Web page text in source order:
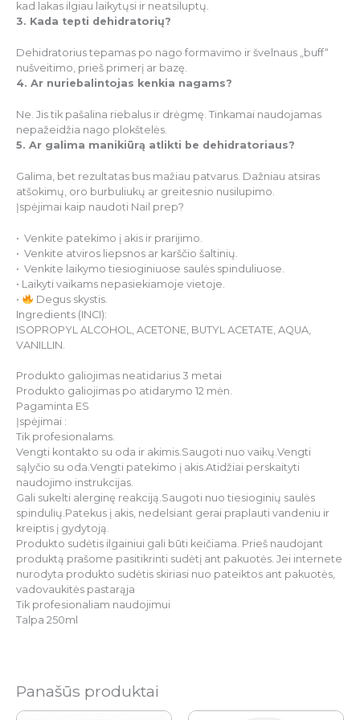
kad lakas ilgiau laikytųsi ir neatsiluptų.
3. Kada tepti dehidratorių?
Dehidratorius tepamas po nago formavimo ir švelnaus „buff“
nušveitimo, prieš primerį ar bazę.
4. Ar nuriebalintojas kenkia nagams?
Ne. Jis tik pašalina riebalus ir drėgmę. Tinkamai naudojamas
nepažeidžia nago plokštelės.
5. Ar galima manikiūrą atlikti be dehidratoriaus?
Galima, bet rezultatas bus mažiau patvarus. Dažniau atsiras
atšokimų, oro burbuliukų ar greitesnio nusilupimo.
Įspėjimai kaip naudoti Nail prep?
• Venkite patekimo į akis ir prarijimo.
• Venkite atviros liepsnos ar karščio šaltinių.
• Venkite laikymo tiesioginiuose saulės spinduliuose.
• Laikyti vaikams nepasiekiamoje vietoje.
•
Degus skystis.
Ingredients (INCI):
ISOPROPYL ALCOHOL, ACETONE, BUTYL ACETATE, AQUA,
VANILLIN.
Produkto galiojimas neatidarius 3 metai
Produkto galiojimas po atidarymo 12 mėn.
Pagaminta ES
Įspėjimai :
Tik profesionalams.
Vengti kontakto su oda ir akimis.Saugoti nuo vaikų.Vengti
sąlyčio su oda.Vengti patekimo į akis.Atidžiai perskaityti
naudojimo instrukcijas.
Gali sukelti alerginę reakciją.Saugoti nuo tiesioginių saulės
spindulių.Patekus į akis, nedelsiant gerai praplauti vandeniu ir
kreiptis į gydytoją.
Produkto sudėtis ilgainiui gali būti keičiama. Prieš naudojant
produktą prašome pasitikrinti sudėtį ant pakuotės. Jei internete
nurodyta produkto sudėtis skiriasi nuo pateiktos ant pakuotės,
vadovaukitės pastarąja
Tik profesionaliam naudojimui
Talpa 250ml
Panašūs produktai
OriginalCurrent
OriginalCurrent